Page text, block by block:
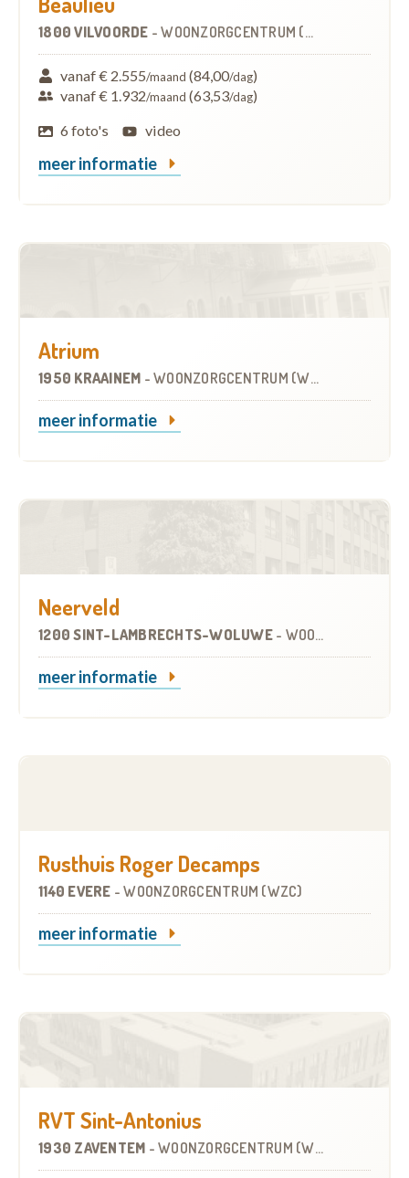
1800 VILVOORDE -WOONZORGCENTRUM (WZC)
vanaf € 2.555/maand (84,00/dag)
vanaf € 1.932/maand (63,53/dag)
6 foto's
video
meer informatie
Atrium
1950 KRAAINEM - WOONZORGCENTRUM (WZC)
meer informatie
Neerveld
1200 SINT-LAMBRECHTS-WOLUWE - WOONZORGCENTRUM (WZC)
meer informatie
Rusthuis Roger Decamps
1140 EVERE -WOONZORGCENTRUM (WZC)
meer informatie
RVT Sint-Antonius
1930 ZAVENTEM - WOONZORGCENTRUM (WZC)